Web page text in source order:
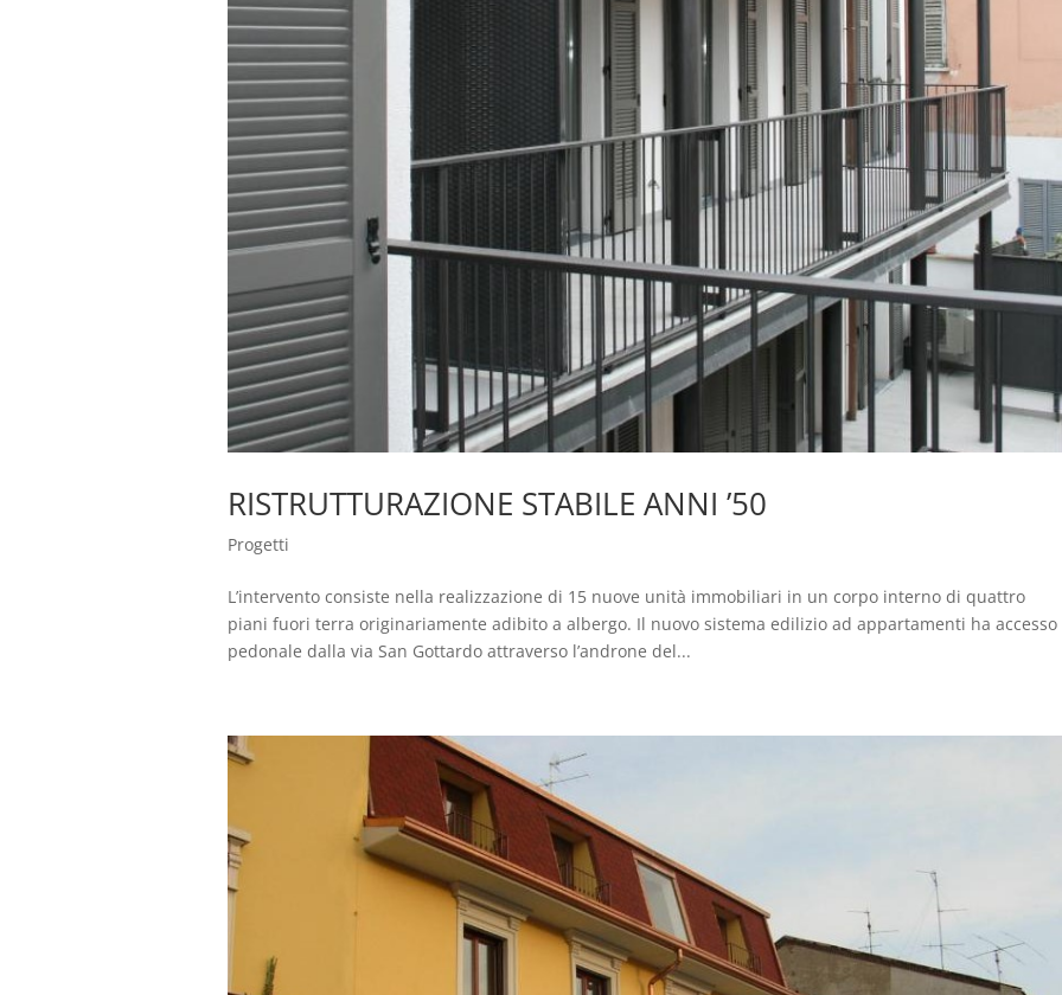
RISTRUTTURAZIONE STABILE ANNI ’50
Progetti
L’intervento consiste nella realizzazione di 15 nuove unità immobiliari in un corpo interno di quattro
piani fuori terra originariamente adibito a albergo. Il nuovo sistema edilizio ad appartamenti ha accesso
pedonale dalla via San Gottardo attraverso l’androne del...